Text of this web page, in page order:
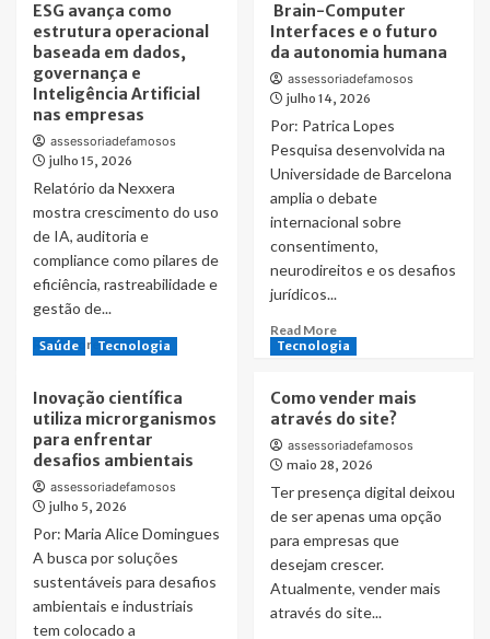
priorizam
ferramentas
digitais
simples
para
acelerar
resultados
Nexxera
reduz
emissões
de
GEE
em
38%
recebe,
pelo
sexto
ano
consecutivo,
Prata
do
Protocol
ESG avança como
estrutura operacional
baseada em dados,
governança e
Inteligência Artificial
nas empresas
assessoriadefamosos
julho 15, 2026
Relatório da Nexxera
mostra crescimento do uso
de IA, auditoria e
compliance como pilares de
eficiência, rastreabilidade e
gestão de...
Read MoreRead
ESG
avança
como
estrutura
operacional
baseada
em
dados,
governança
e
Inteligência
Artificial
Brain-Computer
Interfaces e o futuro
da autonomia humana
assessoriadefamosos
julho 14, 2026
Por: Patrica Lopes
Pesquisa desenvolvida na
Universidade de Barcelona
amplia o debate
internacional sobre
consentimento,
neurodireitos e os desafios
jurídicos...
Read MoreRead
more
Brain-
Computer
e
o
futuro
da
autonomia
Saúde Tecnologia
Inovação científica
utiliza microrganismos
para enfrentar
desafios ambientais
assessoriadefamosos
julho 5, 2026
Por: Maria Alice Domingues
A busca por soluções
sustentáveis para desafios
ambientais e industriais
tem colocado a
Tecnologia
Como vender mais
através do site?
assessoriadefamosos
maio 28, 2026
Ter presença digital deixou
de ser apenas uma opção
para empresas que
desejam crescer.
Atualmente, vender mais
através do site...